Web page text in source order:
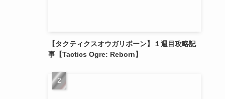
【タクティクスオウガリボーン】１週目攻略記
事【Tactics Ogre: Reborn】